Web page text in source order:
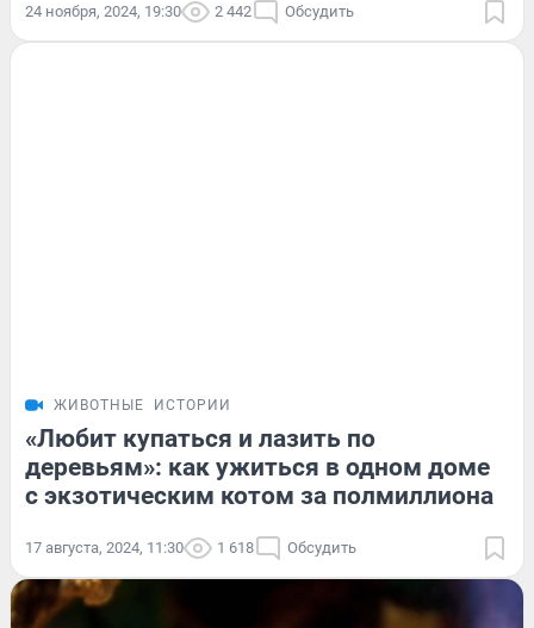
24 ноября, 2024, 19:30 2 442 Обсудить
ЖИВОТНЫЕ ИСТОРИИ
«Любит купаться и лазить по
деревьям»: как ужиться в одном доме
с экзотическим котом за полмиллиона
17 августа, 2024, 11:30 1 618 Обсудить